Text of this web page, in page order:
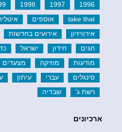
1996
1997
1998
take that
אוספים
אירוויזיון
אירועים בחדשות
חגים
חידון ישראל
מודעות
מוזיקה מצעדים
סינגלים
עברי עיתון
רשת ג'
שבדיה
ארכיונים